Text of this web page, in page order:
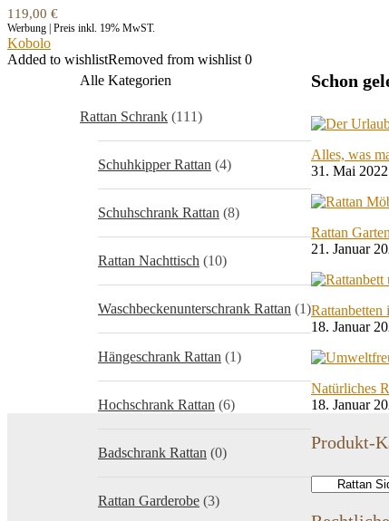
119,00 €
Werbung | Preis inkl. 19% MwST.
Kobolo
Added to wishlistRemoved from wishlist 0
Alle Kategorien
Rattan Schrank (111)
Schuhkipper Rattan (4)
Schuhschrank Rattan (8)
Rattan Nachttisch (10)
Waschbeckenunterschrank Rattan (1)
Hängeschrank Rattan (1)
Hochschrank Rattan (6)
Badschrank Rattan (0)
Rattan Garderobe (3)
Schon
Alles, was
31. Mai 2022
Rattan
21. Januar
Rattanbetten
18. Januar
Natürliches
18. Januar
Produkt-